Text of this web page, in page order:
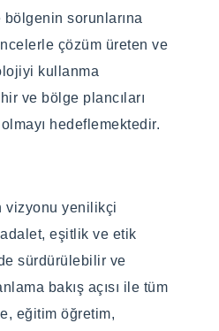
sorunlarına
çözüm üreten ve
kullanma
ve bölge plancıları
hedeflemektedir.
vizyonu yenilikçi
eşitlik ve etik
sürdürülebilir ve
bakış açısı ile tüm
eğitim öğretim,
Lisans Programı”
ile mekânın
konularında
yenilikçi stratejilerin
odak olmayı